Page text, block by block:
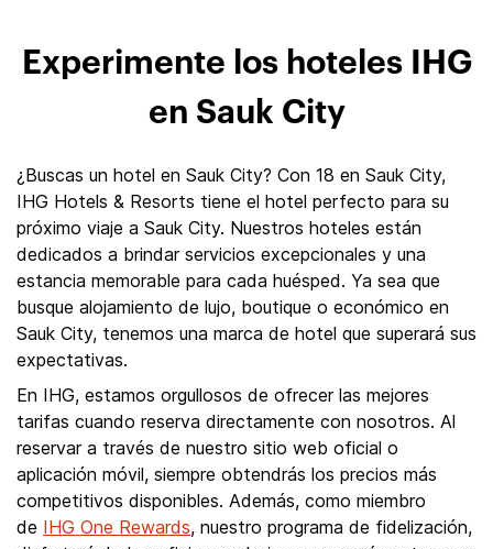
Experimente los hoteles IHG
en Sauk City
¿Buscas un hotel en Sauk City? Con 18 en Sauk City,
IHG Hotels & Resorts tiene el hotel perfecto para su
próximo viaje a Sauk City. Nuestros hoteles están
dedicados a brindar servicios excepcionales y una
estancia memorable para cada huésped. Ya sea que
busque alojamiento de lujo, boutique o económico en
Sauk City, tenemos una marca de hotel que superará sus
expectativas.
En IHG, estamos orgullosos de ofrecer las mejores
tarifas cuando reserva directamente con nosotros. Al
reservar a través de nuestro sitio web oficial o
aplicación móvil, siempre obtendrás los precios más
competitivos disponibles. Además, como miembro
de IHG One Rewards, nuestro programa de fidelización,